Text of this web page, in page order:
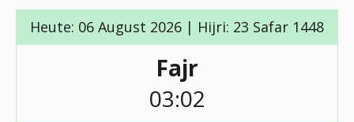
Heute: 06 August 2026 | Hijri: 23 Safar 1448
Fajr
03:02